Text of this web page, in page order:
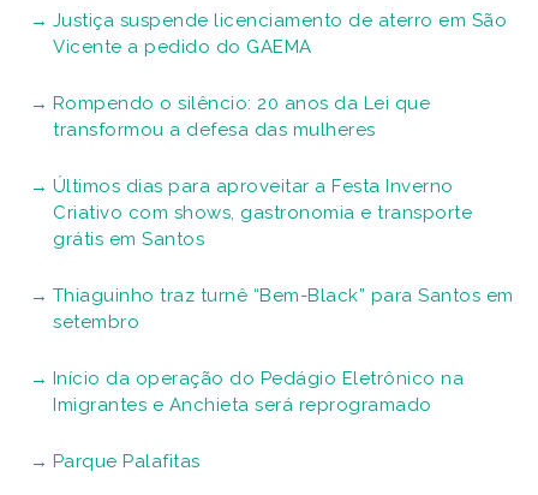
Justiça suspende licenciamento de aterro em São
Vicente a pedido do GAEMA
Rompendo o silêncio: 20 anos da Lei que
transformou a defesa das mulheres
Últimos dias para aproveitar a Festa Inverno
Criativo com shows, gastronomia e transporte
grátis em Santos
Thiaguinho traz turnê “Bem-Black” para Santos em
setembro
Início da operação do Pedágio Eletrônico na
Imigrantes e Anchieta será reprogramado
Parque Palafitas